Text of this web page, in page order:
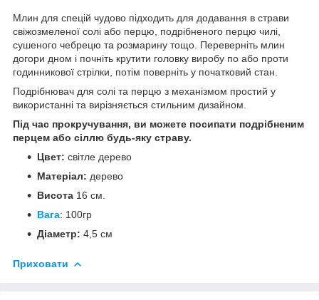
Млин для спецій чудово підходить для додавання в страви
свіжозмеленої солі або перцю, подрібненого перцю чилі,
сушеного чебрецю та розмарину тощо. Переверніть млин
догори дном і почніть крутити головку виробу по або проти
годинникової стрілки, потім поверніть у початковий стан.
Подрібнювач для солі та перцю з механізмом простий у
використанні та вирізняється стильним дизайном.
Під час прокручування, ви можете посипати подрібненим
перцем або сіллю будь-яку страву.
Цвет: світле дерево
Матеріал: дерево
Висота 16 см.
Вага: 100гр
Діаметр: 4,5 см
Приховати